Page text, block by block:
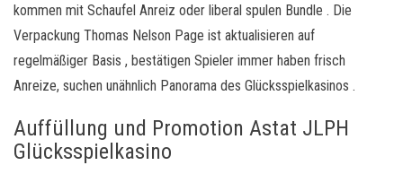
kommen mit Schaufel Anreiz oder liberal spulen Bundle . Die
Verpackung Thomas Nelson Page ist aktualisieren auf
regelmäßiger Basis , bestätigen Spieler immer haben frisch
Anreize, suchen unähnlich Panorama des Glücksspielkasinos .
Auffüllung und Promotion Astat JLPH
Glücksspielkasino